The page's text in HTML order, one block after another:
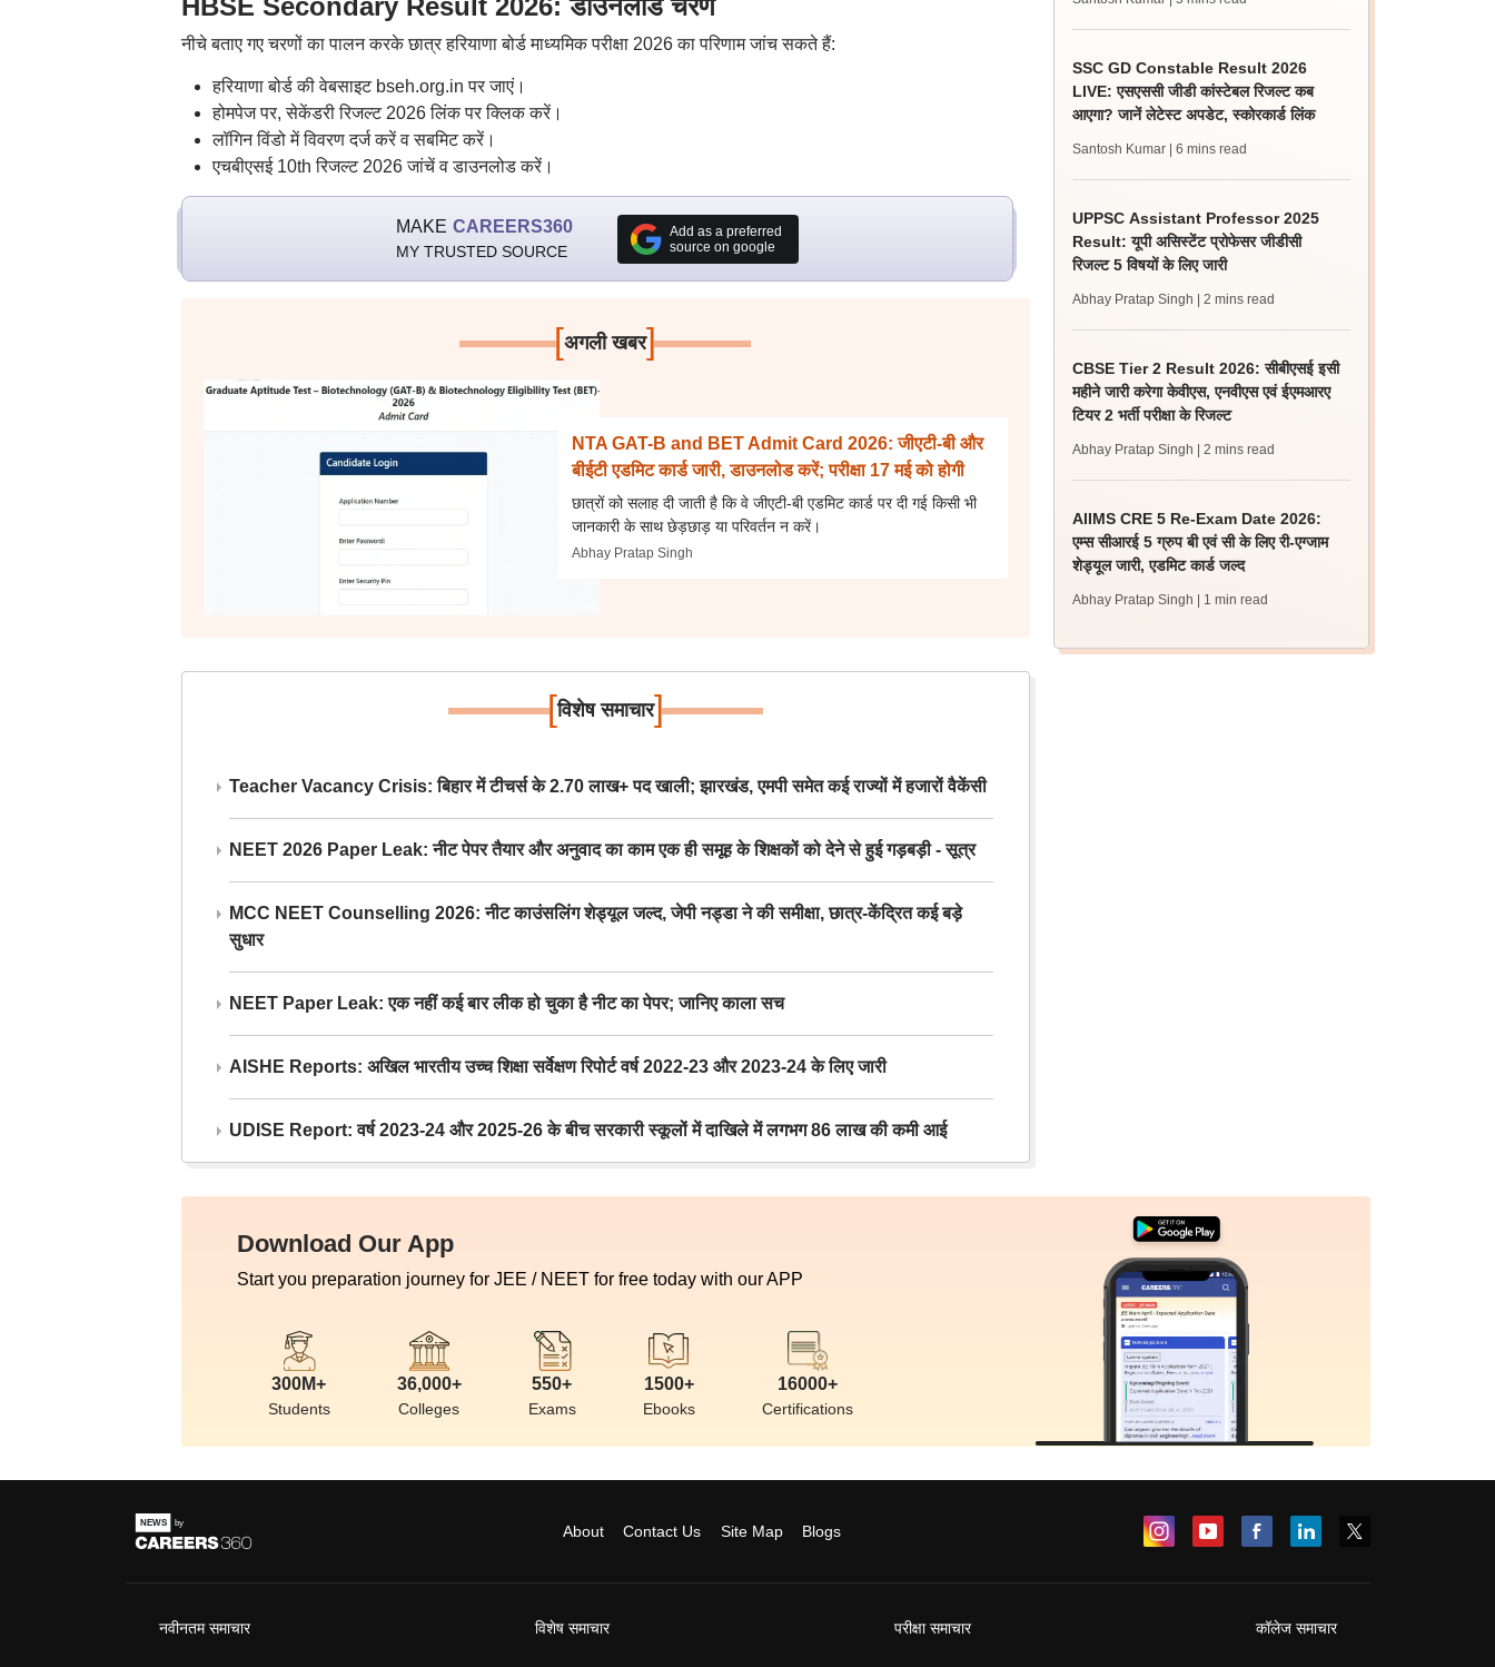
HBSE Secondary Result 2026: डाउनलोड चरण
नीचे बताए गए चरणों का पालन करके छात्र हरियाणा बोर्ड माध्यमिक परीक्षा 2026 का परिणाम जांच सकते हैं:
हरियाणा बोर्ड की वेबसाइट bseh.org.in पर जाएं।
होमपेज पर, सेकेंडरी रिजल्ट 2026 लिंक पर क्लिक करें।
लॉगिन विंडो में विवरण दर्ज करें व सबमिट करें।
एचबीएसई 10th रिजल्ट 2026 जांचें व डाउनलोड करें।
MAKE CAREERS360
MY TRUSTED SOURCE
Add as a preferred
source on google
[अगली खबर]
NTA GAT-B and BET Admit Card 2026: जीएटी-बी और
बीईटी एडमिट कार्ड जारी, डाउनलोड करें; परीक्षा 17 मई को होगी
छात्रों को सलाह दी जाती है कि वे जीएटी-बी एडमिट कार्ड पर दी गई किसी भी
जानकारी के साथ छेड़छाड़ या परिवर्तन न करें।
Abhay Pratap Singh
[विशेष समाचार]
Teacher Vacancy Crisis: बिहार में टीचर्स के 2.70 लाख+ पद खाली; झारखंड, एमपी समेत कई राज्यों में हजारों वैकेंसी
NEET 2026 Paper Leak: नीट पेपर तैयार और अनुवाद का काम एक ही समूह के शिक्षकों को देने से हुई गड़बड़ी - सूत्र
MCC NEET Counselling 2026: नीट काउंसलिंग शेड्यूल जल्द, जेपी नड्डा ने की समीक्षा, छात्र-केंद्रित कई बड़े
सुधार
NEET Paper Leak: एक नहीं कई बार लीक हो चुका है नीट का पेपर; जानिए काला सच
AISHE Reports: अखिल भारतीय उच्च शिक्षा सर्वेक्षण रिपोर्ट वर्ष 2022-23 और 2023-24 के लिए जारी
UDISE Report: वर्ष 2023-24 और 2025-26 के बीच सरकारी स्कूलों में दाखिले में लगभग 86 लाख की कमी आई
SSC GD Constable Result 2026
LIVE: एसएससी जीडी कांस्टेबल रिजल्ट कब
आएगा? जानें लेटेस्ट अपडेट, स्कोरकार्ड लिंक
Santosh Kumar | 6 mins read
UPPSC Assistant Professor 2025
Result: यूपी असिस्टेंट प्रोफेसर जीडीसी
रिजल्ट 5 विषयों के लिए जारी
Abhay Pratap Singh | 2 mins read
CBSE Tier 2 Result 2026: सीबीएसई इसी
महीने जारी करेगा केवीएस, एनवीएस एवं ईएमआरए
टियर 2 भर्ती परीक्षा के रिजल्ट
Abhay Pratap Singh | 2 mins read
AIIMS CRE 5 Re-Exam Date 2026:
एम्स सीआरई 5 ग्रुप बी एवं सी के लिए री-एग्जाम
शेड्यूल जारी, एडमिट कार्ड जल्द
Abhay Pratap Singh | 1 min read
Download Our App
Start you preparation journey for JEE / NEET for free today with our APP
300M+
Students
36,000+
Colleges
550+
Exams
1500+
Ebooks
16000+
Certifications
About Contact Us Site Map Blogs
नवीनतम समाचार विशेष समाचार परीक्षा समाचार कॉलेज समाचार